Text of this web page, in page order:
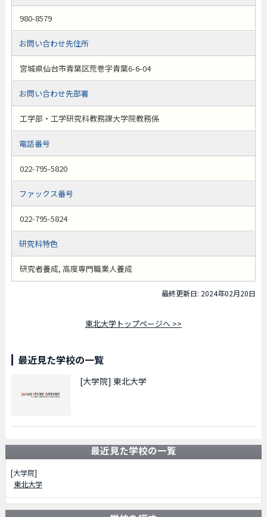
980-8579
お問い合わせ先住所
宮城県仙台市青葉区荒巻字青葉6-6-04
お問い合わせ先部署
工学部・工学研究科教務課大学院教務係
電話番号
022-795-5820
ファックス番号
022-795-5824
研究科特色
研究者養成, 高度専門職業人養成
最終更新日: 2024年02月20日
東北大学トップページへ >>
最近見た学校の一覧
[大学院] 東北大学
最近見た学校の一覧
[大学院]
東北大学